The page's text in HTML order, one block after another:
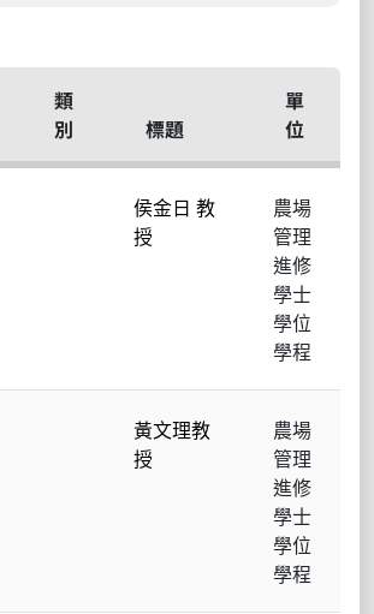
類
別
標題
單
位
侯金日 教
授
農場
管理
進修
學士
學位
學程
黃文理教
授
農場
管理
進修
學士
學位
學程